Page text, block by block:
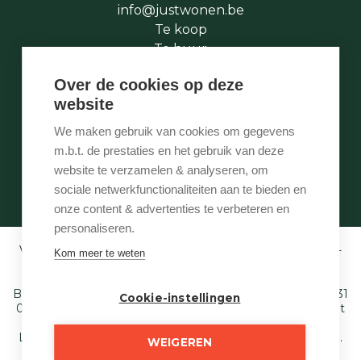
info@justwonen.be
Te koop
Te huur
Stukje geschiedenis
Onze services
Contact
Te vroeg
Eigenaarslogin
Vastgoedmakelaar-bemiddelaar BIV België BIV 507.005 -
Belgium (polisnr. 730.390.160) - Derdenrekening: BE97 1431
0000 1849. Toezichthoudende autoriteit: Beroepsinstituut
van Vastgoedmakelaars,
Luxemburgstraat 16 B te 1000 Brussel - T. 02 505 38 50 E.
Over de cookies op deze
website
We maken gebruik van cookies om gegevens
m.b.t. de prestaties en het gebruik van deze
website te verzamelen & analyseren, om
sociale netwerkfunctionaliteiten aan te bieden en
onze content & advertenties te verbeteren en
personaliseren.
Kom meer te weten
Cookie-instellingen
WEIGEREN